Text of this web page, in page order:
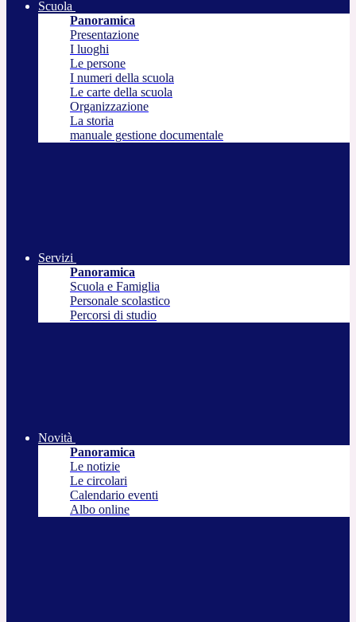
Scuola
Panoramica
Presentazione
I luoghi
Le persone
I numeri della scuola
Le carte della scuola
Organizzazione
La storia
manuale gestione documentale
Servizi
Panoramica
Scuola e Famiglia
Personale scolastico
Percorsi di studio
Novità
Panoramica
Le notizie
Le circolari
Calendario eventi
Albo online